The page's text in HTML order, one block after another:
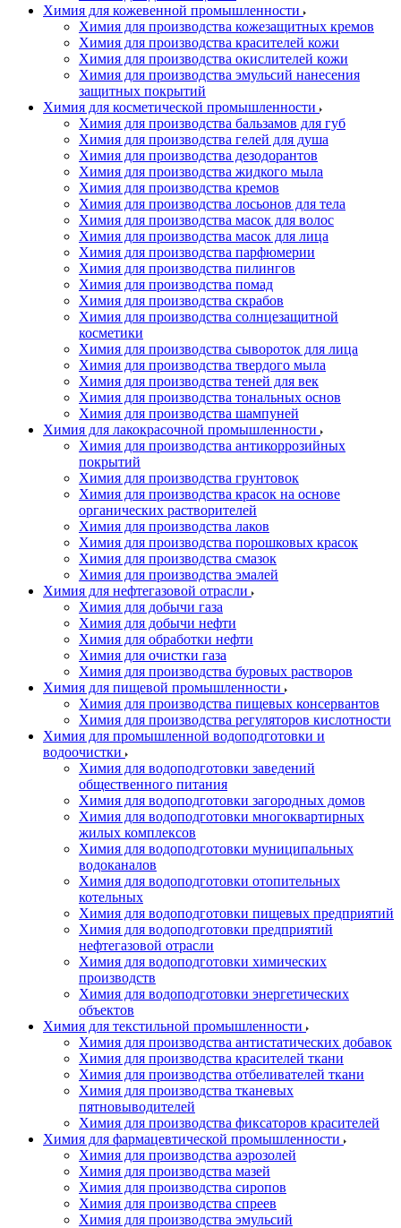
Химия для кожевенной промышленности
Химия для производства кожезащитных кремов
Химия для производства красителей кожи
Химия для производства окислителей кожи
Химия для производства эмульсий нанесения
защитных покрытий
Химия для косметической промышленности
Химия для производства бальзамов для губ
Химия для производства гелей для душа
Химия для производства дезодорантов
Химия для производства жидкого мыла
Химия для производства кремов
Химия для производства лосьонов для тела
Химия для производства масок для волос
Химия для производства масок для лица
Химия для производства парфюмерии
Химия для производства пилингов
Химия для производства помад
Химия для производства скрабов
Химия для производства солнцезащитной
косметики
Химия для производства сывороток для лица
Химия для производства твердого мыла
Химия для производства теней для век
Химия для производства тональных основ
Химия для производства шампуней
Химия для лакокрасочной промышленности
Химия для производства антикоррозийных
покрытий
Химия для производства грунтовок
Химия для производства красок на основе
органических растворителей
Химия для производства лаков
Химия для производства порошковых красок
Химия для производства смазок
Химия для производства эмалей
Химия для нефтегазовой отрасли
Химия для добычи газа
Химия для добычи нефти
Химия для обработки нефти
Химия для очистки газа
Химия для производства буровых растворов
Химия для пищевой промышленности
Химия для производства пищевых консервантов
Химия для производства регуляторов кислотности
Химия для промышленной водоподготовки и
водоочистки
Химия для водоподготовки заведений
общественного питания
Химия для водоподготовки загородных домов
Химия для водоподготовки многоквартирных
жилых комплексов
Химия для водоподготовки муниципальных
водоканалов
Химия для водоподготовки отопительных
котельных
Химия для водоподготовки пищевых предприятий
Химия для водоподготовки предприятий
нефтегазовой отрасли
Химия для водоподготовки химических
производств
Химия для водоподготовки энергетических
объектов
Химия для текстильной промышленности
Химия для производства антистатических добавок
Химия для производства красителей ткани
Химия для производства отбеливателей ткани
Химия для производства тканевых
пятновыводителей
Химия для производства фиксаторов красителей
Химия для фармацевтической промышленности
Химия для производства аэрозолей
Химия для производства мазей
Химия для производства сиропов
Химия для производства спреев
Химия для производства эмульсий